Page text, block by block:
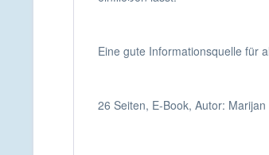
Eine gute Informationsquelle für
26 Seiten, E-Book, Autor: